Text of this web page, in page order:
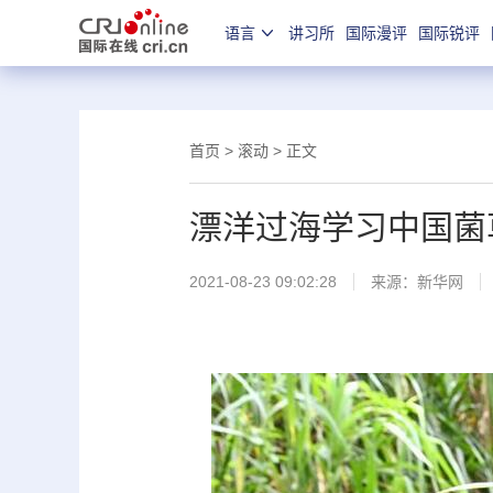
语言 讲习所 国际漫评 国际锐评
首页 > 滚动 > 正文
漂洋过海学习中国
2021-08-23 09:02:28 来源： 新华网